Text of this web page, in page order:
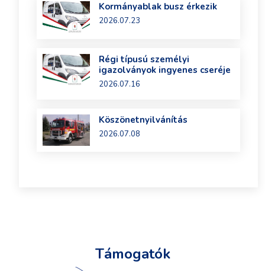
Kormányablak busz érkezik
2026.07.23
Régi típusú személyi
igazolványok ingyenes cseréje
2026.07.16
Köszönetnyilvánítás
2026.07.08
Támogatók